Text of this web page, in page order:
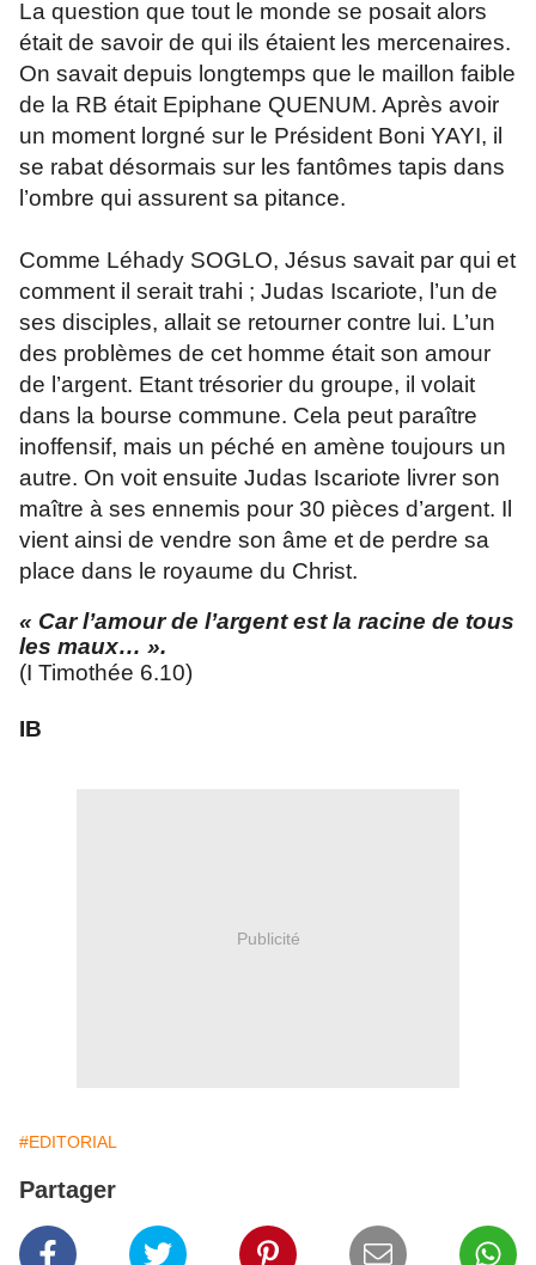
La question que tout le monde se posait alors
était de savoir de qui ils étaient les mercenaires.
On savait depuis longtemps que le maillon faible
de la RB était Epiphane QUENUM. Après avoir
un moment lorgné sur le Président Boni YAYI, il
se rabat désormais sur les fantômes tapis dans
l’ombre qui assurent sa pitance.
Comme Léhady SOGLO, Jésus savait par qui et
comment il serait trahi ; Judas Iscariote, l’un de
ses disciples, allait se retourner contre lui. L’un
des problèmes de cet homme était son amour
de l’argent. Etant trésorier du groupe, il volait
dans la bourse commune. Cela peut paraître
inoffensif, mais un péché en amène toujours un
autre. On voit ensuite Judas Iscariote livrer son
maître à ses ennemis pour 30 pièces d’argent. Il
vient ainsi de vendre son âme et de perdre sa
place dans le royaume du Christ.
« Car l’amour de l’argent est la racine de tous
les maux… ».
(I Timothée 6.10)
IB
Publicité
#EDITORIAL
Partager